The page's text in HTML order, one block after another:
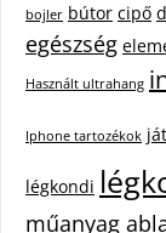
bojler bútor cipő
egészség
Használt ultrahang
Iphone tartozékok
légkondi
műanyag